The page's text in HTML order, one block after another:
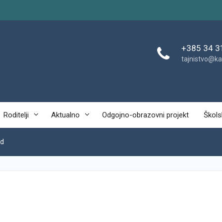
+385 34
Roditelji Aktualno Odgojno-obrazovni projekt